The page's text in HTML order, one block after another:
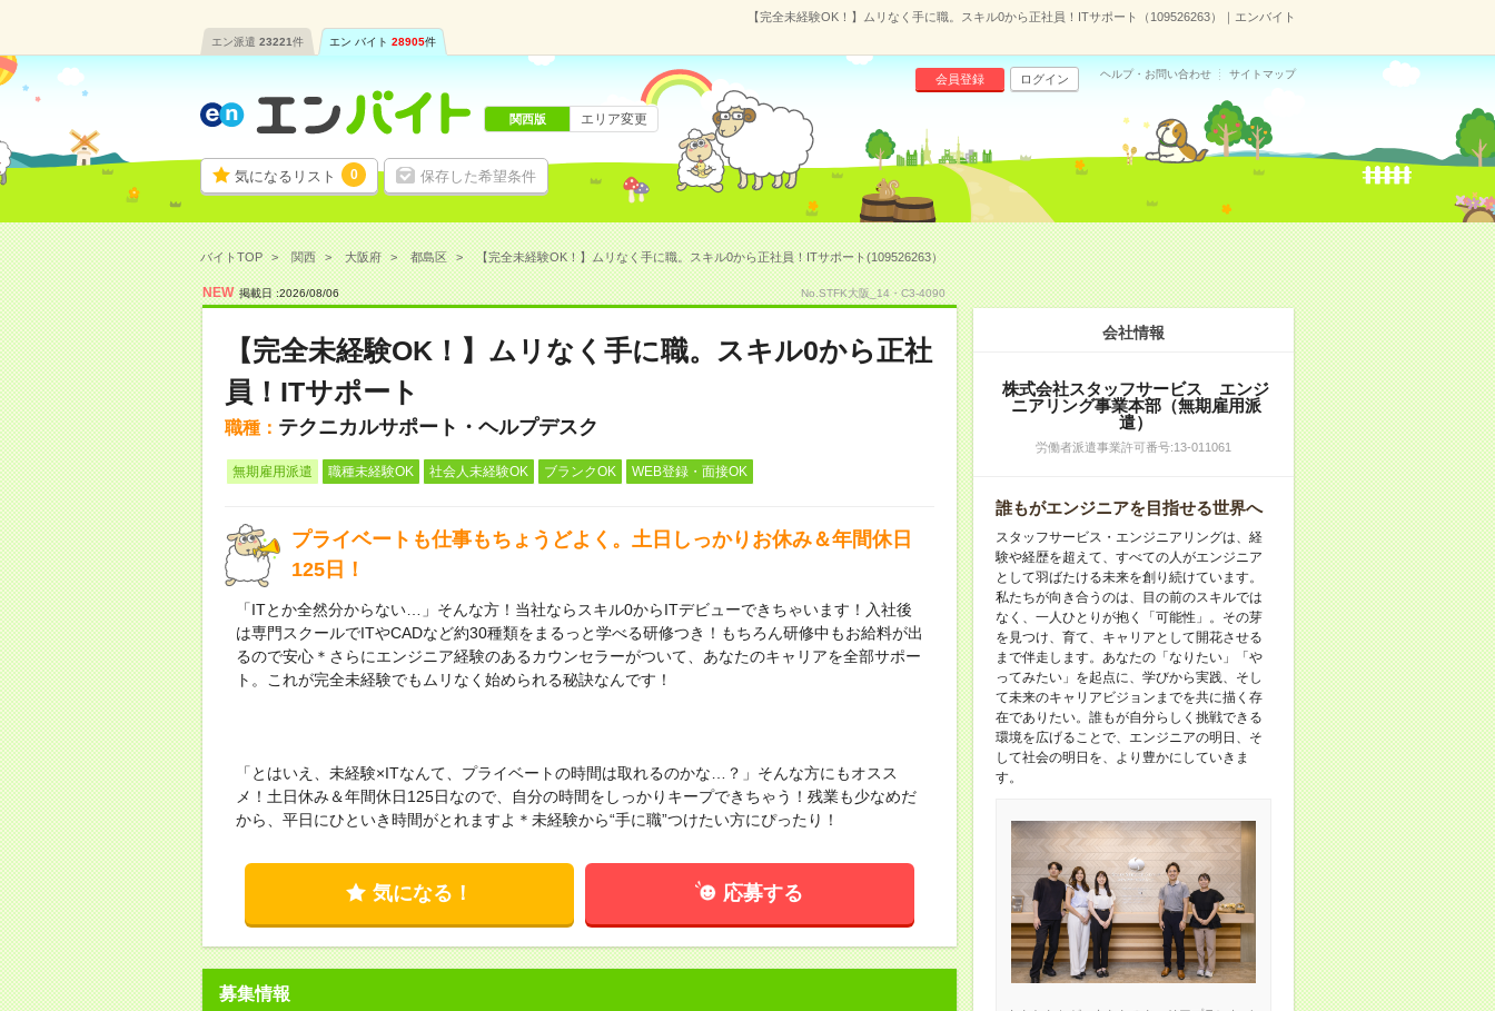
【完全未経験OK！】ムリなく手に職。スキル0から正社員！ITサポート（109526263）｜エンバイト
エン派遣 23221件 エン バイト 28905件
気になるリスト 0 保存した希望条件
会員登録 ログイン ヘルプ・お問い合わせ サイトマップ
関西版 エリア変更
バイトTOP 関西 大阪府 都島区 【完全未経験OK！】ムリなく手に職。スキル0から正社員！ITサポート(109526263）
NEW 掲載日 :2026/08/06 No.STFK大阪_14・C3-4090
【完全未経験OK！】ムリなく手に職。スキル0から正社
員！ITサポート
職種： テクニカルサポート・ヘルプデスク
無期雇用派遣 職種未経験OK 社会人未経験OK ブランクOK WEB登録・面接OK
プライベートも仕事もちょうどよく。土日しっかりお休み＆年間休日
125日！
「ITとか全然分からない…」そんな方！当社ならスキル0からITデビューできちゃいます！入社後
は専門スクールでITやCADなど約30種類をまるっと学べる研修つき！もちろん研修中もお給料が出
るので安心＊さらにエンジニア経験のあるカウンセラーがついて、あなたのキャリアを全部サポー
ト。これが完全未経験でもムリなく始められる秘訣なんです！
「とはいえ、未経験×ITなんて、プライベートの時間は取れるのかな…？」そんな方にもオスス
メ！土日休み＆年間休日125日なので、自分の時間をしっかりキープできちゃう！残業も少なめだ
から、平日にひといき時間がとれますよ＊未経験から“手に職”つけたい方にぴったり！
気になる！ 応募する
募集情報
会社情報
株式会社スタッフサービス エンジ
ニアリング事業本部（無期雇用派
遣）
労働者派遣事業許可番号:13-011061
誰もがエンジニアを目指せる世界へ
スタッフサービス・エンジニアリングは、経
験や経歴を超えて、すべての人がエンジニア
として羽ばたける未来を創り続けています。
私たちが向き合うのは、目の前のスキルでは
なく、一人ひとりが抱く「可能性」。その芽
を見つけ、育て、キャリアとして開花させる
まで伴走します。あなたの「なりたい」「や
ってみたい」を起点に、学びから実践、そし
て未来のキャリアビジョンまでを共に描く存
在でありたい。誰もが自分らしく挑戦できる
環境を広げることで、エンジニアの明日、そ
して社会の明日を、より豊かにしていきま
す。